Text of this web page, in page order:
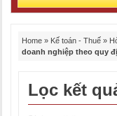
Home » Kế toán - Thuế »
doanh nghiệp theo quy
Lọc kết